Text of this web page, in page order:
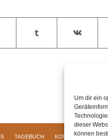
Um dir ein
dieser
können
TAGEBUCH KONTAKT